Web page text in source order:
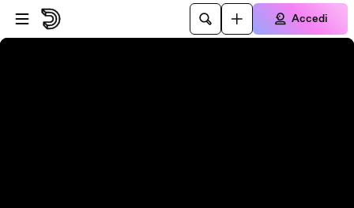
Vai al lettore
Passa al contenuto principale
Accedi